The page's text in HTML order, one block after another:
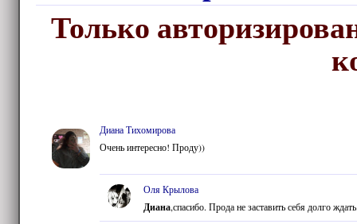
Только
Диана Тихомирова
Очень интересно! Проду))
Оля Крылова
Диана,спасибо. Прода не заставить себя долго